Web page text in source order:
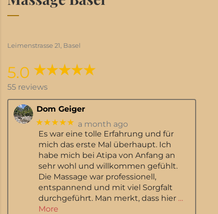
Leimenstrasse 21, Basel
5.0
55 reviews
Dom Geiger
★★★★★ a month ago
Es war eine tolle Erfahrung und für
mich das erste Mal überhaupt. Ich
habe mich bei Atipa von Anfang an
sehr wohl und willkommen gefühlt.
Die Massage war professionell,
entspannend und mit viel Sorgfalt
durchgeführt. Man merkt, dass hier …
More